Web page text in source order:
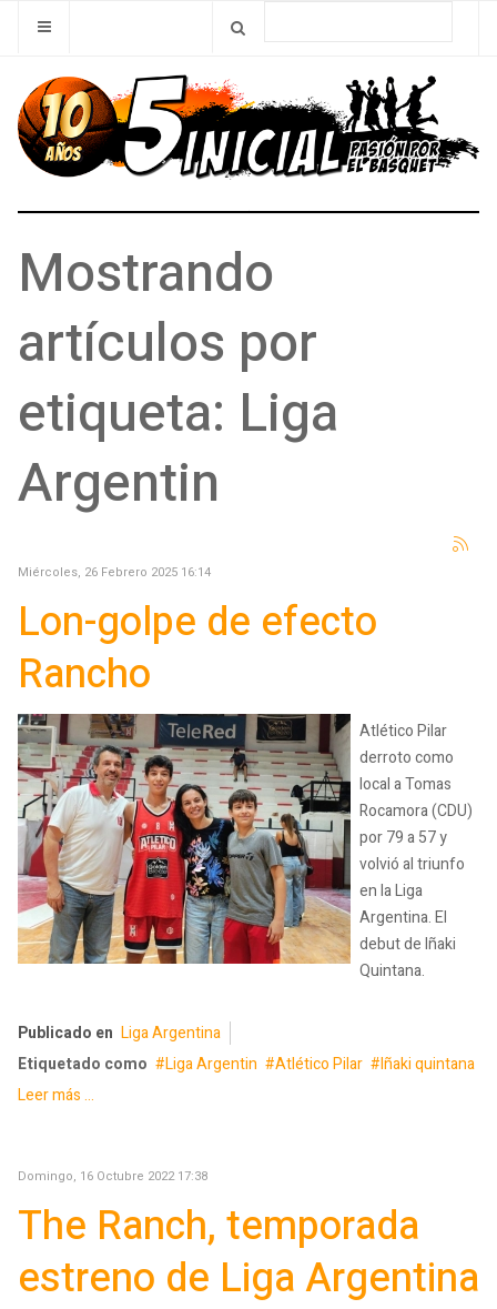
Mostrando
artículos por
etiqueta: Liga
Argentin
Miércoles, 26 Febrero 2025 16:14
Lon-golpe de efecto
Rancho
Atlético Pilar
derroto como
local a Tomas
Rocamora (CDU)
por 79 a 57 y
volvió al triunfo
en la Liga
Argentina. El
debut de Iñaki
Quintana.
Publicado en Liga Argentina
Etiquetado como
Liga Argentin Atlético Pilar
Iñaki quintana
Leer más ...
Domingo, 16 Octubre 2022 17:38
The Ranch, temporada
estreno de Liga Argentina